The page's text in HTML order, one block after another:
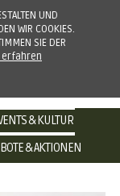
& KULTUR
& AKTIONEN
UND
WIR COOKIES.
SIE DER
erfahren